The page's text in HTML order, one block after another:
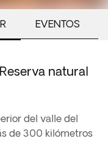
EVENTOS
natural
del valle del
de 300 kilómetros